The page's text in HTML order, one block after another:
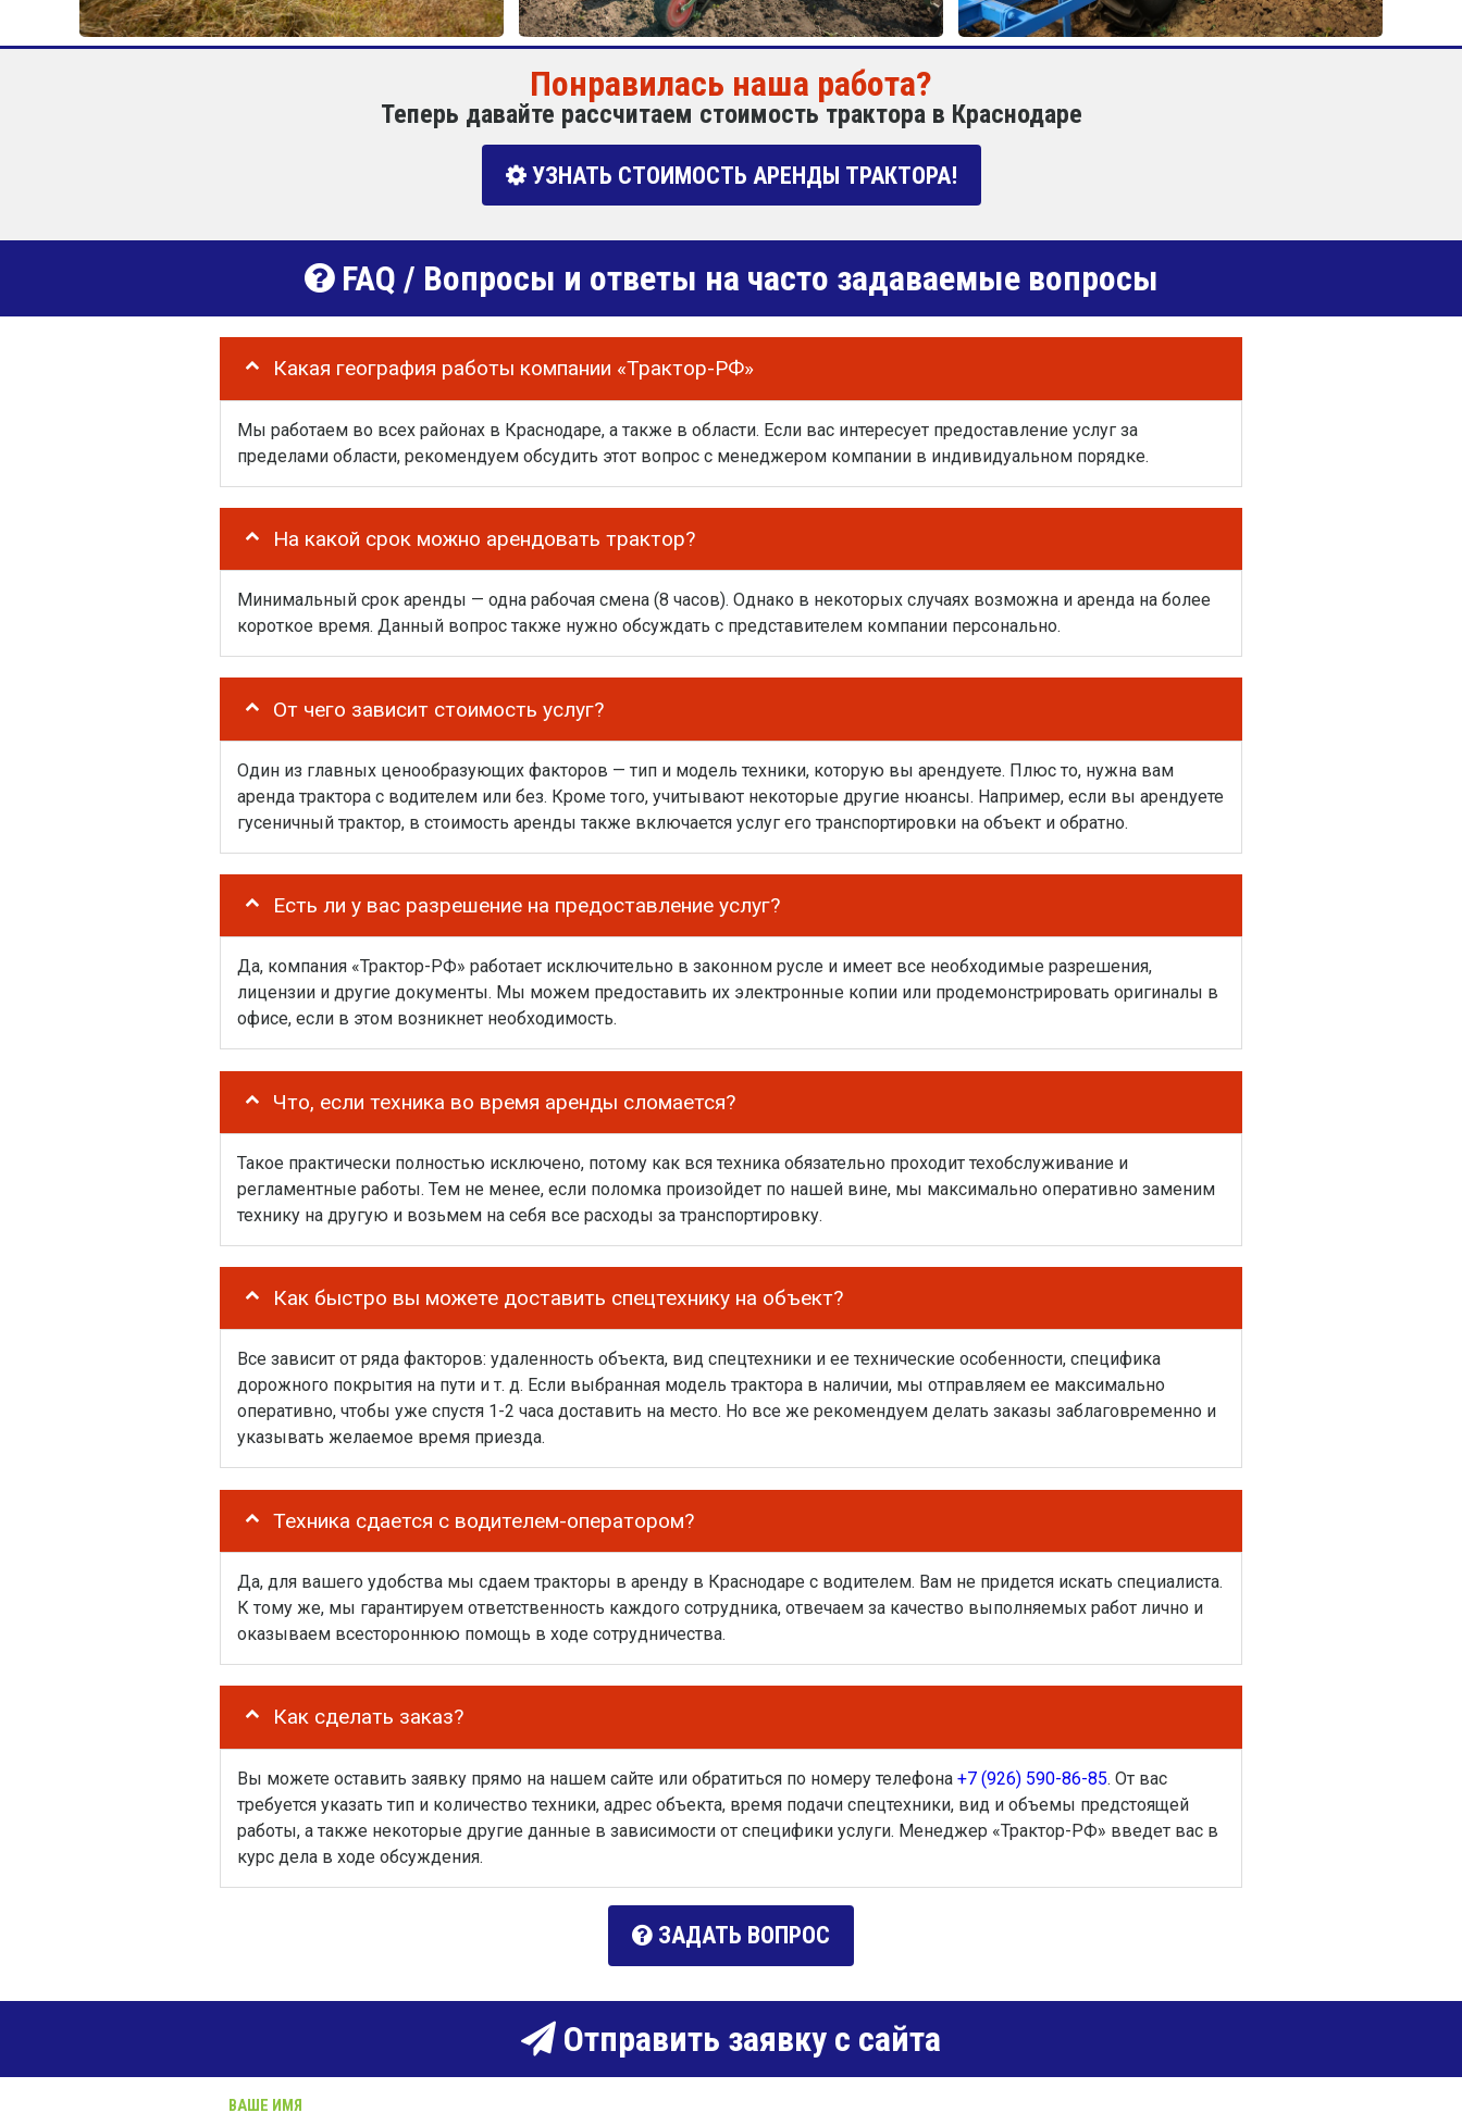
Понравилась наша работа?
Теперь давайте рассчитаем стоимость трактора в Краснодаре
УЗНАТЬ СТОИМОСТЬ АРЕНДЫ ТРАКТОРА!
FAQ / Вопросы и ответы на часто задаваемые вопросы
Какая география работы компании «Трактор-РФ»
Мы работаем во всех районах в Краснодаре, а также в области. Если вас интересует предоставление услуг за
пределами области, рекомендуем обсудить этот вопрос с менеджером компании в индивидуальном порядке.
На какой срок можно арендовать трактор?
Минимальный срок аренды — одна рабочая смена (8 часов). Однако в некоторых случаях возможна и аренда на более
короткое время. Данный вопрос также нужно обсуждать с представителем компании персонально.
От чего зависит стоимость услуг?
Один из главных ценообразующих факторов — тип и модель техники, которую вы арендуете. Плюс то, нужна вам
аренда трактора с водителем или без. Кроме того, учитывают некоторые другие нюансы. Например, если вы арендуете
гусеничный трактор, в стоимость аренды также включается услуг его транспортировки на объект и обратно.
Есть ли у вас разрешение на предоставление услуг?
Да, компания «Трактор-РФ» работает исключительно в законном русле и имеет все необходимые разрешения,
лицензии и другие документы. Мы можем предоставить их электронные копии или продемонстрировать оригиналы в
офисе, если в этом возникнет необходимость.
Что, если техника во время аренды сломается?
Такое практически полностью исключено, потому как вся техника обязательно проходит техобслуживание и
регламентные работы. Тем не менее, если поломка произойдет по нашей вине, мы максимально оперативно заменим
технику на другую и возьмем на себя все расходы за транспортировку.
Как быстро вы можете доставить спецтехнику на объект?
Все зависит от ряда факторов: удаленность объекта, вид спецтехники и ее технические особенности, специфика
дорожного покрытия на пути и т. д. Если выбранная модель трактора в наличии, мы отправляем ее максимально
оперативно, чтобы уже спустя 1-2 часа доставить на место. Но все же рекомендуем делать заказы заблаговременно и
указывать желаемое время приезда.
Техника сдается с водителем-оператором?
Да, для вашего удобства мы сдаем тракторы в аренду в Краснодаре с водителем. Вам не придется искать специалиста.
К тому же, мы гарантируем ответственность каждого сотрудника, отвечаем за качество выполняемых работ лично и
оказываем всестороннюю помощь в ходе сотрудничества.
Как сделать заказ?
Вы можете оставить заявку прямо на нашем сайте или обратиться по номеру телефона +7 (926) 590-86-85. От вас
требуется указать тип и количество техники, адрес объекта, время подачи спецтехники, вид и объемы предстоящей
работы, а также некоторые другие данные в зависимости от специфики услуги. Менеджер «Трактор-РФ» введет вас в
курс дела в ходе обсуждения.
ЗАДАТЬ ВОПРОС
Отправить заявку с сайта
ВАШЕ ИМЯ